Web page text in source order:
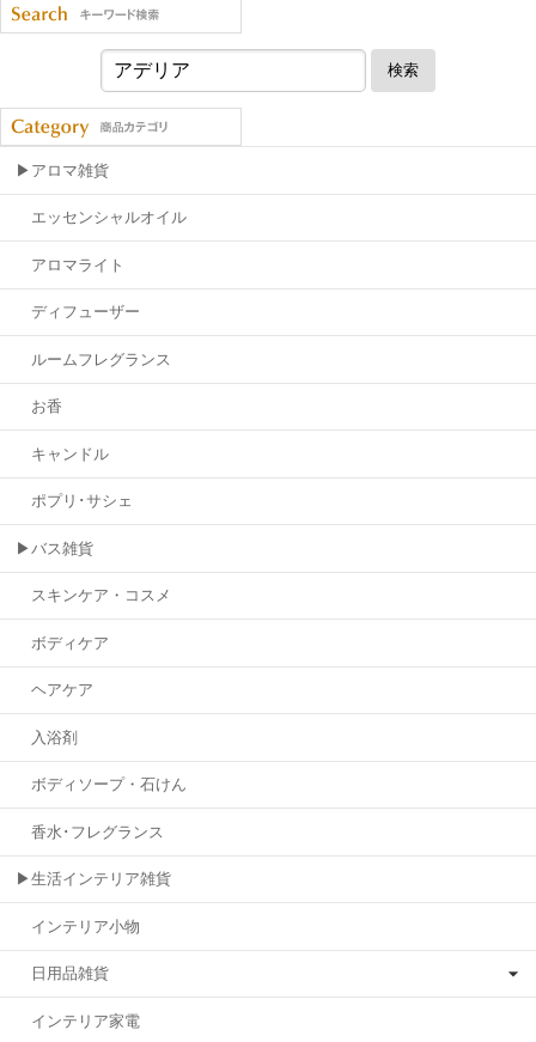
検索
▶アロマ雑貨
エッセンシャルオイル
アロマライト
ディフューザー
ルームフレグランス
お香
キャンドル
ポプリ･サシェ
▶バス雑貨
スキンケア・コスメ
ボディケア
ヘアケア
入浴剤
ボディソープ・石けん
香水･フレグランス
▶生活インテリア雑貨
インテリア小物
日用品雑貨
インテリア家電